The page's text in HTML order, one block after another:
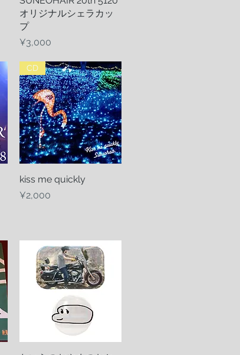
オリジナルシェラカッ
プ
Price
¥3,000
Quick View
CD
kiss me quickly
Price
¥2,000